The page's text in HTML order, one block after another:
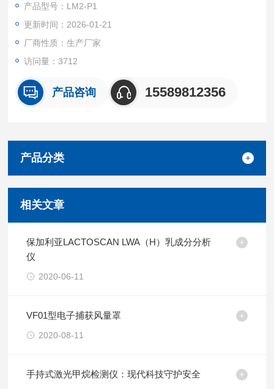
奶车等流通环节，牛奶生产企业，零售市场及畜牧政府监管部
门。
产品型号：LM2-P1
更新时间：2026-01-21
厂商性质：生产厂家
访问量：3712
产品咨询 15589812356
产品分类
相关文章
保加利亚LACTOSCAN LWA（H）乳成分分析
仪
2020-06-11
VF01型电子捕获风量罩
2020-08-11
手持式激光甲烷检测仪：现代科技守护安全